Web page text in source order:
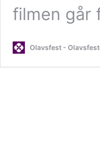
filmen
Olavsfest -